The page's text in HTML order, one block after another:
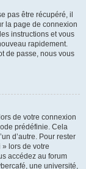
pas être récupéré, il
la page de connexion
instructions et vous
rapidement.
de passe, nous vous
de votre connexion
prédéfinie. Cela
d’autre. Pour rester
lors de votre
accédez au forum
une université,